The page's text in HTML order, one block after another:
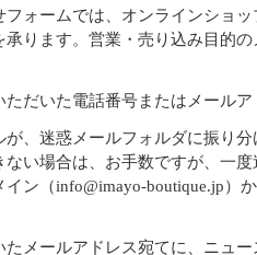
フォームでは、オンラインショ
ります。営業・売り込み目的
だいた電話番号またはメールア
が、迷惑メールフォルダに振り
ない場合は、お手数ですが、一
ン（info@imayo-boutique.jp）
たメールアドレス宛てに、ニュ